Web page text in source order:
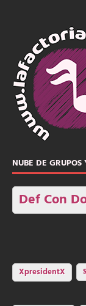
NUBE DE
Def Con
XpresidentX